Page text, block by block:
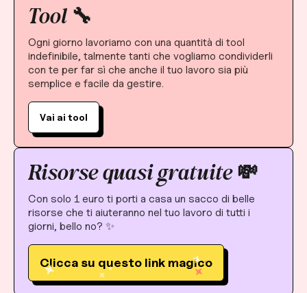
Tool 🔧
Ogni giorno lavoriamo con una quantità di tool
indefinibile, talmente tanti che vogliamo condividerli
con te per far sì che anche il tuo lavoro sia più
semplice e facile da gestire.
Vai ai tool
Risorse quasi gratuite 💸
Con solo 1 euro ti porti a casa un sacco di belle
risorse che ti aiuteranno nel tuo lavoro di tutti i
giorni, bello no? ✨
Clicca su questo link magico